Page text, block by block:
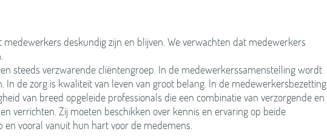
deskundig zijn en blijven. We verwachten dat medewerkers
steeds verzwarende cliëntengroep. In de medewerkerssamenstelling wordt
In de zorg is kwaliteit van leven van groot belang. In de medewerkersbezetting
van breed opgeleide professionals die een combinatie van verzorgende en
verrichten. Zij moeten beschikken over kennis en ervaring op beide
en vooral vanuit hun hart voor de medemens.